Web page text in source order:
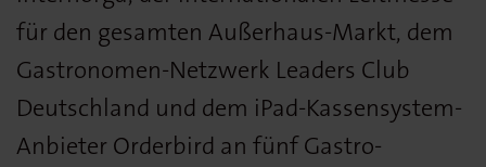
für den gesamten Außerhaus-Markt, dem
Gastronomen-Netzwerk Leaders Club
Deutschland und dem iPad-Kassensystem-
Anbieter Orderbird an fünf Gastro-